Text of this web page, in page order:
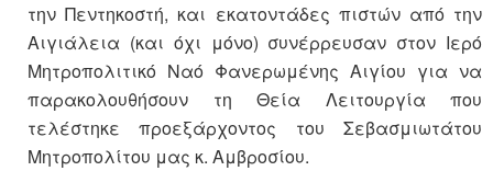
την Πεντηκοστή, και εκατοντάδες πιστών από την
Αιγιάλεια (και όχι μόνο) συνέρρευσαν στον Ιερό
Μητροπολιτικό Ναό Φανερωμένης Αιγίου για να
παρακολουθήσουν τη Θεία Λειτουργία που
τελέστηκε προεξάρχοντος του Σεβασμιωτάτου
Μητροπολίτου μας κ. Αμβροσίου.